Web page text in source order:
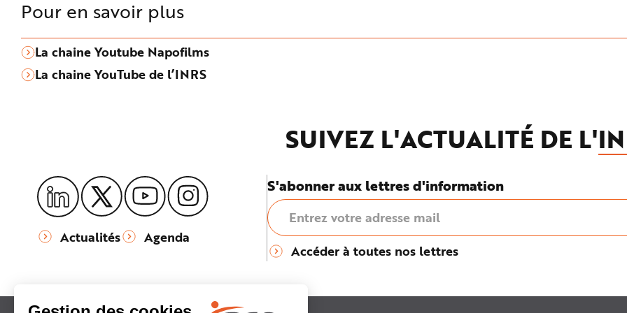
Pour en savoir plus
La chaine Youtube Napofilms
La chaine YouTube de l’INRS
SUIVEZ L'ACTUALITÉ DE L'
Actualités Agenda
S'abonner aux lettres d'information
Accéder à toutes nos lettres